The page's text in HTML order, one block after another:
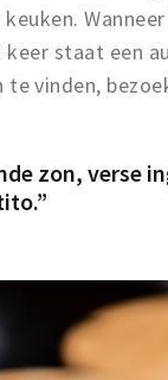
staat een
vinden,
zon, verse